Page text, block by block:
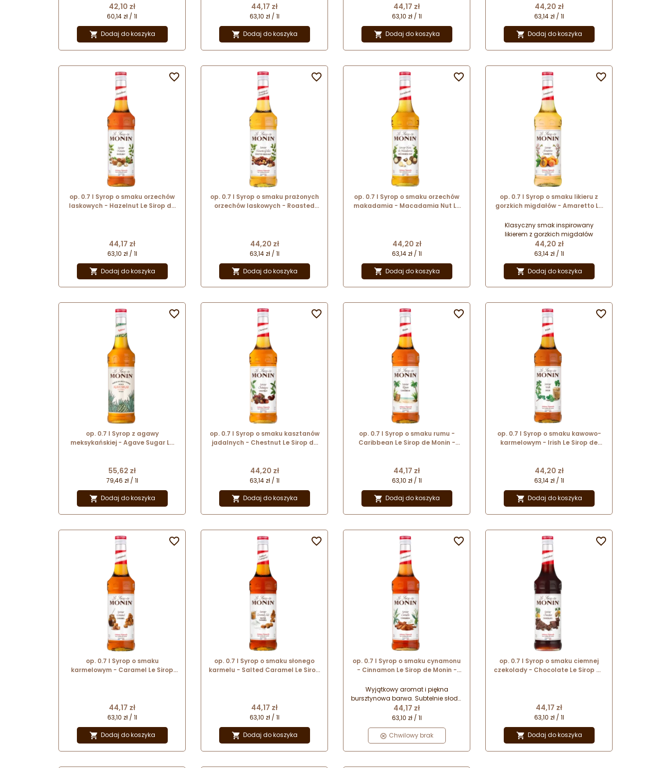
Cena
42,10 zł
60,14 zł / 1l
 Dodaj do koszyka
Cena
44,17 zł
63,10 zł / 1l
 Dodaj do koszyka
Cena
44,17 zł
63,10 zł / 1l
 Dodaj do koszyka
Cena
44,20 zł
63,14 zł / 1l
 Dodaj do koszyka
op. 0.7 l Syrop o smaku orzechów
laskowych - Hazelnut Le Sirop de
Cena
44,17 zł
63,10 zł / 1l
 Dodaj do koszyka

op. 0.7 l Syrop o smaku prażonych
orzechów laskowych - Roasted
Cena
44,20 zł
63,14 zł / 1l
 Dodaj do koszyka

op. 0.7 l Syrop o smaku orzechów
makadamia - Macadamia Nut Le
Cena
44,20 zł
63,14 zł / 1l
 Dodaj do koszyka

op. 0.7 l Syrop o smaku likieru z
gorzkich migdałów - Amaretto Le
Klasyczny smak inspirowany
likierem z gorzkich migdałów
Cena
44,20 zł
63,14 zł / 1l
 Dodaj do koszyka

op. 0.7 l Syrop z agawy
meksykańskiej - Agave Sugar Le
Cena
55,62 zł
79,46 zł / 1l
 Dodaj do koszyka

op. 0.7 l Syrop o smaku kasztanów
jadalnych - Chestnut Le Sirop de
Cena
44,20 zł
63,14 zł / 1l
 Dodaj do koszyka

op. 0.7 l Syrop o smaku rumu -
Caribbean Le Sirop de Monin -
Cena
44,17 zł
63,10 zł / 1l
 Dodaj do koszyka

op. 0.7 l Syrop o smaku kawowo-
karmelowym - Irish Le Sirop de
Cena
44,20 zł
63,14 zł / 1l
 Dodaj do koszyka

op. 0.7 l Syrop o smaku
karmelowym - Caramel Le Sirop
Cena
44,17 zł
63,10 zł / 1l
 Dodaj do koszyka

op. 0.7 l Syrop o smaku słonego
karmelu - Salted Caramel Le Sirop
Cena
44,17 zł
63,10 zł / 1l
 Dodaj do koszyka

op. 0.7 l Syrop o smaku cynamonu
- Cinnamon Le Sirop de Monin -
Wyjątkowy aromat i piękna
bursztynowa barwa. Subtelnie słodki
smak z delikatną pikantną nutą. To
właśnie syrop cynamonowy!
rozgrzewających kaw i zimowej
herbaty. Tego smaku nie może
zabraknąć w Twojej kawiarni!
Cena
44,17 zł
63,10 zł / 1l
Chwilowy brak

op. 0.7 l Syrop o smaku ciemnej
czekolady - Chocolate Le Sirop de
Cena
44,17 zł
63,10 zł / 1l
 Dodaj do koszyka
